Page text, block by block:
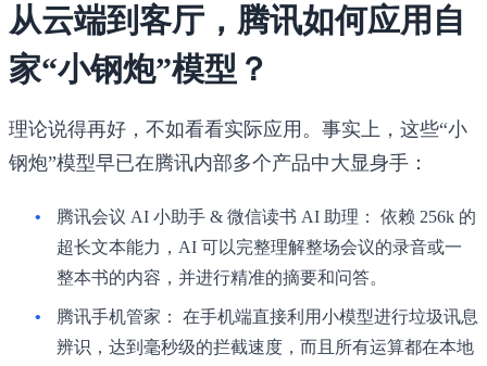
从云端到客厅，腾讯如何应用自
家“小钢炮”模型？
理论说得再好，不如看看实际应用。事实上，这些“小
钢炮”模型早已在腾讯内部多个产品中大显身手：
腾讯会议 AI 小助手 & 微信读书 AI 助理：
依赖 256k 的
超长文本能力，AI 可以完整理解整场会议的录音或一
整本书的内容，并进行精准的摘要和问答。
腾讯手机管家：
在手机端直接利用小模型进行垃圾讯息
辨识，达到毫秒级的拦截速度，而且所有运算都在本地